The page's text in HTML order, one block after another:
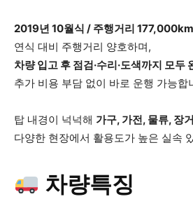
2019년 10월식 / 주행거리 177,000km
연식 대비 주행거리 양호하며,
차량 입고 후 점검·수리·도색까지 모두
추가 비용 부담 없이 바로 운행 가능합
탑 내경이 넉넉해 가구, 가전, 물류, 장
다양한 현장에서 활용도가 높은 실속
차량특징